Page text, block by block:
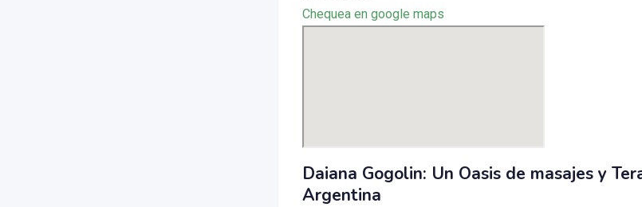
Chequea en google maps
Daiana Gogolin: Un Oasis de masajes y
Argentina